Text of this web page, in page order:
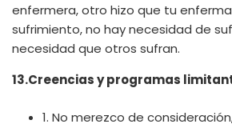
enfermera, otro hizo que tu
sufrimiento, no hay necesidad de
necesidad que otros sufran.
13.Creencias y programas
1. No merezco de